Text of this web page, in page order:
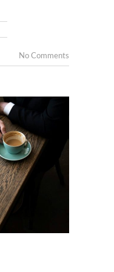
No Comments